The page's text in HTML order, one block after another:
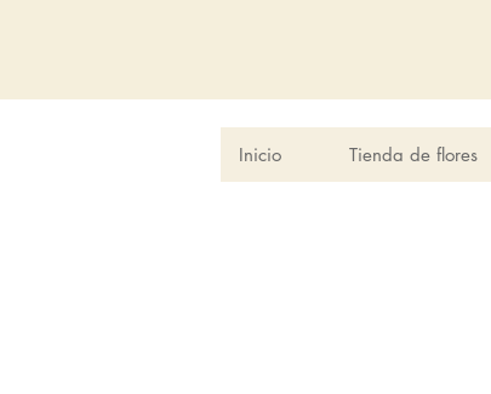
Inicio Tienda de flores